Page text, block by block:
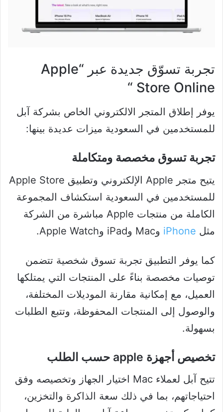
تجربة تسوّق جديدة عبر “Apple
Store Online “
يوفر إطلاق المتجر الالكتروني الخاص بشركة آبل
للمستخدمين في السعودية ميزات عديدة بينها:
تجربة تسوق مخصصة ومتكاملة
يتيح متجر Apple الإلكتروني وتطبيق Apple Store
للمستخدمين في السعودية استكشاف المجموعة
الكاملة من منتجات Apple مباشرة من الشركة
مثل iPhone وMac وiPad وApple Watch.
كما يوفر التطبيق تجربة تسوق شخصية تتضمن
توصيات مخصصة بناءً على المنتجات التي يمتلكها
العميل، مع إمكانية مقارنة الموديلات المختلفة،
والوصول إلى المنتجات المحفوظة، وتتبع الطلبات
بسهولة.
تخصيص أجهزة apple حسب الطلب
تتيح آبل لعملاء Mac اختيار الجهاز وتخصيصه وفق
احتياجاتهم، بما في ذلك سعة الذاكرة والتخزين،